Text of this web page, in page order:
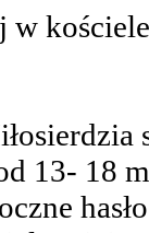
13- 18